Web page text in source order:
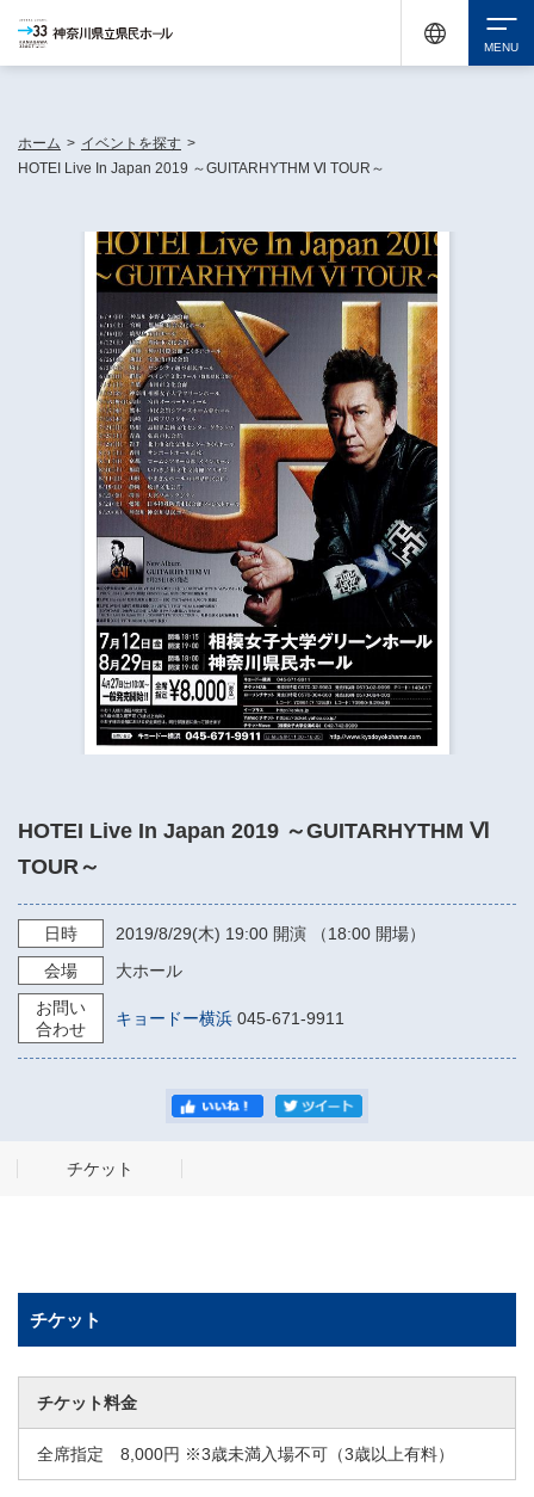
イベントを探す
・ イベント一覧
・ イベントカレンダー
休館中の県民ホールについて
・ 施設概要
・ パイプオルガン
・ 神奈川県民ホールの取り組み
神奈川県立県民ホールSNS
​​​​​​​​​​​​​神奈川県立県民ホール
ギャラリーSNS
ホーム > イベントを探す >
HOTEI Live In Japan 2019 ～GUITARHYTHM Ⅵ TOUR～
HOTEI Live In Japan 2019 ～GUITARHYTHM Ⅵ
TOUR～
日時 2019/8/29(木) 19:00 開演 （18:00 開場）
会場
大ホール
お問い
合わせ
キョードー横浜 045-671-9911
チケット
チケット
チケット料金
全席指定 8,000円 ※3歳未満入場不可（3歳以上有料）